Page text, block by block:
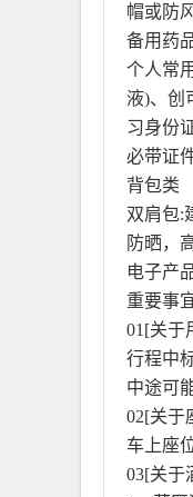
帽或防
备用药
个人常
液)、创
习身份
必带证
背包类
双肩包:
防晒，
电子产
重要事
01[关于
行程中
中途可
02[关于
车上座
03[关于